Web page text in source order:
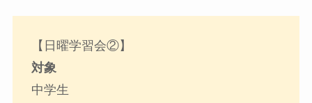
【日曜学習会②】
対象
中学生